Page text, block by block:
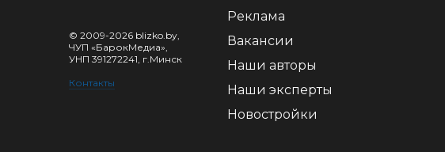
© 2009-2026 blizko.by,
ЧУП «БарокМедиа»,
УНП 391272241, г.Минск
Контакты
Реклама
Вакансии
Наши авторы
Наши эксперты
Новостройки